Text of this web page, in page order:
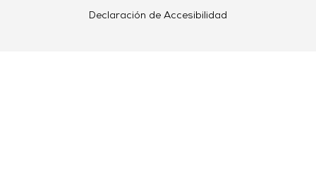
Declaración de Accesibilidad